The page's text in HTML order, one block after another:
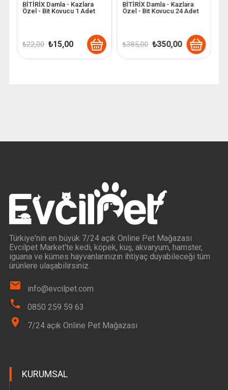
BİTİRİX Damla - Kazlara
Özel - Bit Kovucu 1 Adet
₺22,00 Orijinal
₺ 22,00.
₺15,00Şu
andaki
fiyat:
BİTİRİX Damla - Kazlara
Özel - Bit Kovucu 24 Adet
₺385,00 Orijinal
₺ 385,00.
₺350,00Şu
andaki
fiyat:
Türkiye'nin en büyük 7/24 açık Online Pet Mağazası
Evcilpet Market'te kedi, köpek, kuş, akvaryum, hamster,
iguana ve kümes hayvanlarınızın ihtiyaç duyabileceği tüm
ürünlere ulaşabilirsiniz.
info@evcilpet.com
0850 259 59 63
7/24 açık Online Pet Mağazası
KURUMSAL